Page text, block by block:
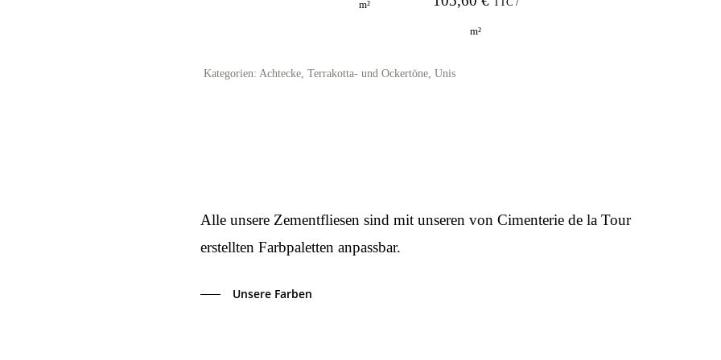
m² TTC /
m²
Kategorien:Achtecke,Terrakotta- und Ockertöne,Unis
Alle unsere Zementfliesen sind mit unseren von Cimenterie de la Tour
erstellten Farbpaletten anpassbar.
Unsere Farben